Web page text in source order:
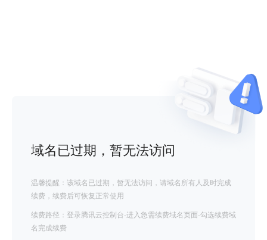
域名已过期，暂无法访问
温馨提醒：该域名已过期，暂无法访问，请域名所有人及时完成
续费，续费后可恢复正常使用
续费路径：登录腾讯云控制台-进入急需续费域名页面-勾选续费域
名完成续费